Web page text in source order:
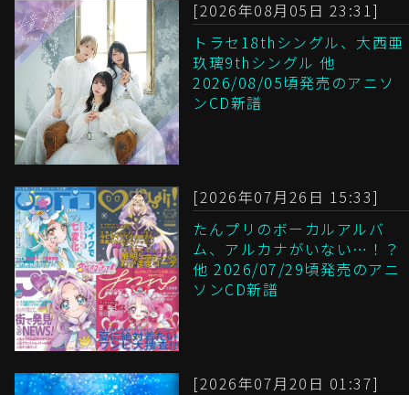
[2026年08月05日 23:31]
トラセ18thシングル、大西亜
玖璃9thシングル 他
2026/08/05頃発売のアニソ
ンCD新譜
[2026年07月26日 15:33]
たんプリのボーカルアルバ
ム、アルカナがいない…！？
他 2026/07/29頃発売のアニ
ソンCD新譜
[2026年07月20日 01:37]